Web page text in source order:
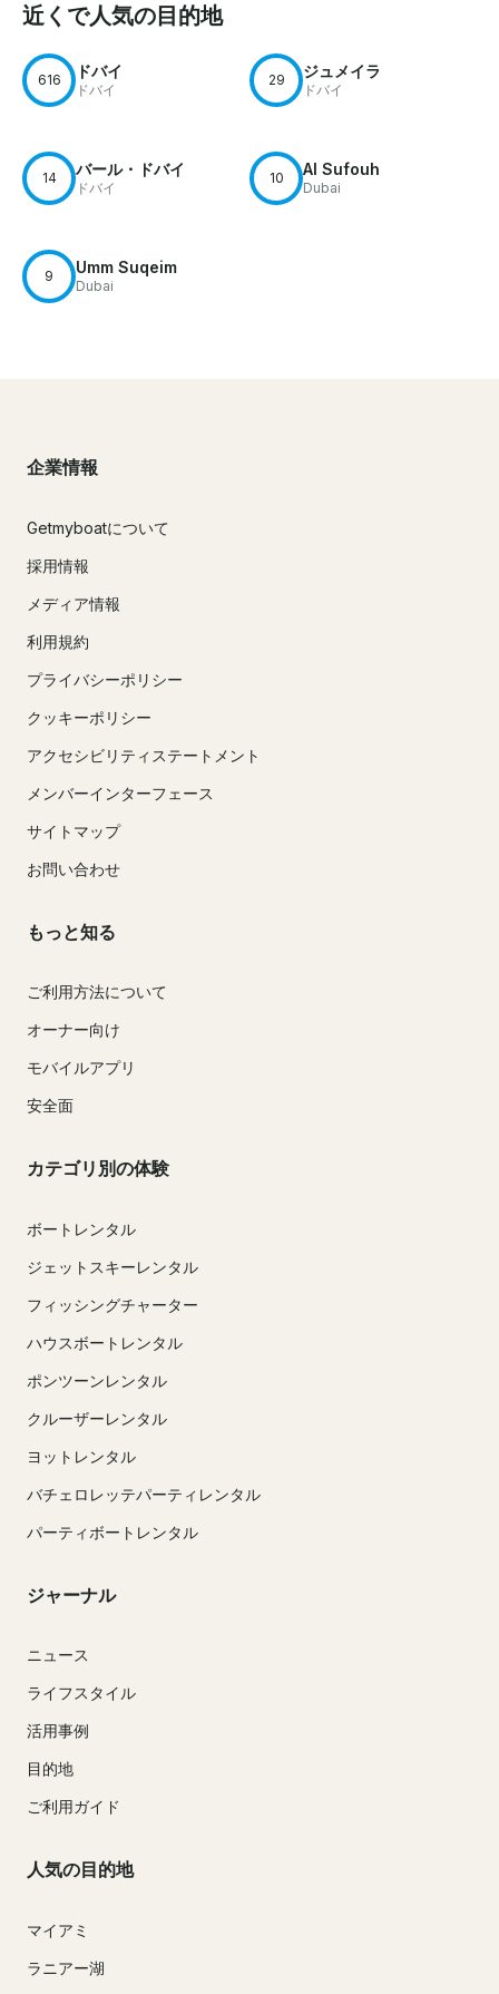
近くで人気の目的地
616 ドバイ
ドバイ
29 ジュメイラ
ドバイ
14 バール・ドバイ
ドバイ
10 Al Sufouh
Dubai
9 Umm Suqeim
Dubai
企業情報
Getmyboatについて
採用情報
メディア情報
利用規約
プライバシーポリシー
クッキーポリシー
アクセシビリティステートメント
メンバーインターフェース
サイトマップ
お問い合わせ
もっと知る
ご利用方法について
オーナー向け
モバイルアプリ
安全面
カテゴリ別の体験
ボートレンタル
ジェットスキーレンタル
フィッシングチャーター
ハウスボートレンタル
ポンツーンレンタル
クルーザーレンタル
ヨットレンタル
バチェロレッテパーティレンタル
パーティボートレンタル
ジャーナル
ニュース
ライフスタイル
活用事例
目的地
ご利用ガイド
人気の目的地
マイアミ
ラニアー湖